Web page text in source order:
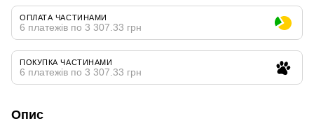
ОПЛАТА ЧАСТИНАМИ
6 платежів по 3 307.33 грн
ПОКУПКА ЧАСТИНАМИ
6 платежів по 3 307.33 грн
Опис